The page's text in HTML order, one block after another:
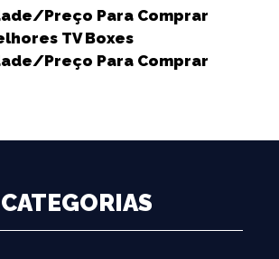
Preço Para Comprar
TV Boxes
Preço Para Comprar
CATEGORIAS